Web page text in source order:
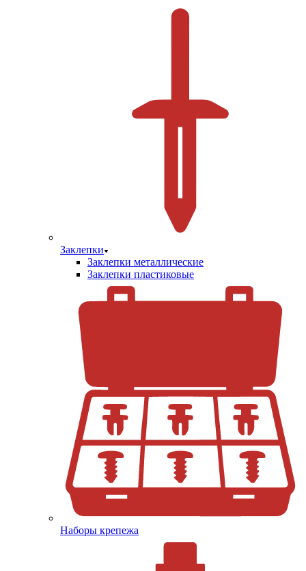
Заклепки
Заклепки металлические
Заклепки пластиковые
Наборы крепежа